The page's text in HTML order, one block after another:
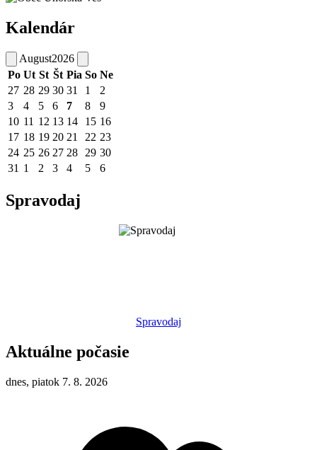
Kalendár
August2026
Po Ut St Št Pia So Ne
27 28 29 30 31 1
2
3
4 5 6 7 8
9
10 11 12 13 14 15 16
17 18 19 20 21 22 23
24 25 26 27 28 29 30
31 1 2 3 4 5 6
Spravodaj
Spravodaj
Aktuálne počasie
dnes, piatok 7. 8. 2026